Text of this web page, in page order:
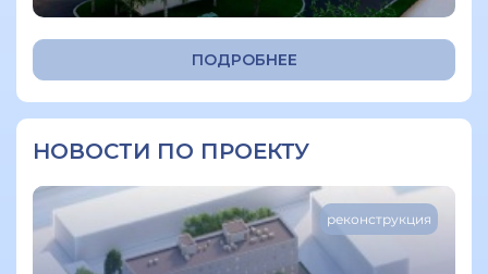
ПОДРОБНЕЕ
НОВОСТИ ПО ПРОЕКТУ
реконструкция